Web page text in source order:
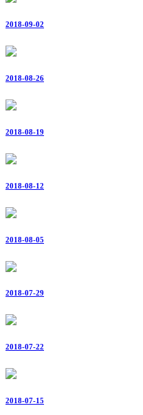
2018-09-02
2018-08-26
2018-08-19
2018-08-12
2018-08-05
2018-07-29
2018-07-22
2018-07-15